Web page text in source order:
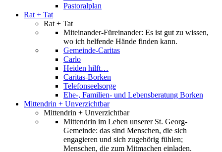
Pastoralplan
Rat + Tat
Rat + Tat
Miteinander-Füreinander: Es ist gut zu wissen,
wo ich helfende Hände finden kann.
Gemeinde-Caritas
Carlo
Heiden hilft…
Caritas-Borken
Telefonseelsorge
Ehe-, Familien- und Lebensberatung Borken
Mittendrin + Unverzichtbar
Mittendrin + Unverzichtbar
Mittendrin im Leben unserer St. Georg-
Gemeinde: das sind Menschen, die sich
engagieren und sich zugehörig fühlen;
Menschen, die zum Mitmachen einladen.